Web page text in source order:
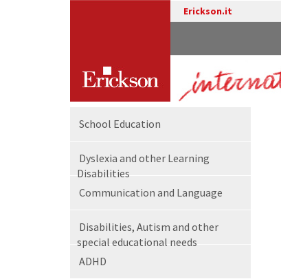
Erickson.it
School Education
Dyslexia and other Learning
Disabilities
Communication and Language
Disabilities, Autism and other
special educational needs
ADHD